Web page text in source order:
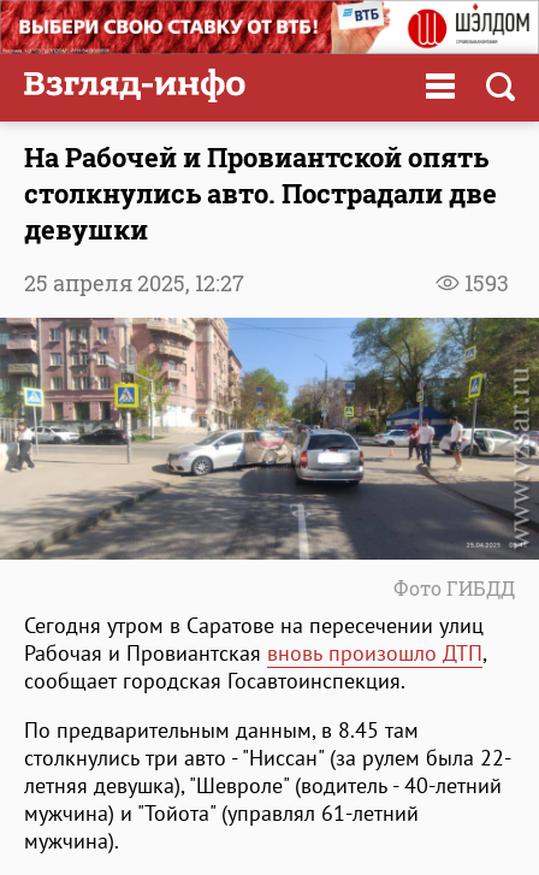
На Рабочей и Провиантской опять
столкнулись авто. Пострадали две
девушки
1593
25 апреля 2025, 12:27
Фото ГИБДД
Сегодня утром в Саратове на пересечении улиц
Рабочая и Провиантская вновь произошло ДТП,
сообщает городская Госавтоинспекция.
По предварительным данным, в 8.45 там
столкнулись три авто - "Ниссан" (за рулем была 22-
летняя девушка), "Шевроле" (водитель - 40-летний
мужчина) и "Тойота" (управлял 61-летний
мужчина).